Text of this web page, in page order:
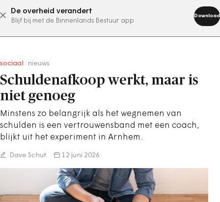
De overheid verandert
Blijf bij met de Binnenlands Bestuur app
Download
abonneer nu
sociaal nieuws
Schuldenafkoop werkt, maar is
niet genoeg
Minstens zo belangrijk als het wegnemen van
schulden is een vertrouwensband met een coach,
blijkt uit het experiment in Arnhem.
Dave Schut 12 juni 2026